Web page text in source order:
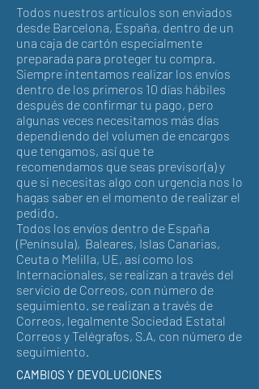
Todos nuestros artículos son enviados
desde Barcelona, España, dentro de un
una caja de cartón especialmente
preparada para proteger tu compra.
Siempre intentamos realizar los envíos
dentro de los primeros 10 días hábiles
después de confirmar tu pago, pero
algunas veces necesitamos más días
dependiendo del volumen de encargos
que tengamos, así que te
recomendamos que seas previsor(a) y
que si necesitas algo con urgencia nos lo
hagas saber en el momento de realizar el
pedido.
Todos los envíos dentro de España
(Península), Baleares, Islas Canarias,
Ceuta o Melilla, UE, así como los
Internacionales, se realizan a través del
servicio de Correos, con número de
seguimiento. se realizan a través de
Correos, legalmente Sociedad Estatal
Correos y Telégrafos, S.A, con número de
seguimiento.
CAMBIOS Y DEVOLUCIONES